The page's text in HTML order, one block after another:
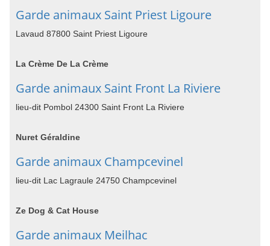
Garde animaux Saint Priest Ligoure
Lavaud 87800 Saint Priest Ligoure
La Crème De La Crème
Garde animaux Saint Front La Riviere
lieu-dit Pombol 24300 Saint Front La Riviere
Nuret Géraldine
Garde animaux Champcevinel
lieu-dit Lac Lagraule 24750 Champcevinel
Ze Dog & Cat House
Garde animaux Meilhac